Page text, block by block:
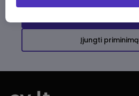
Įjungti priminimą